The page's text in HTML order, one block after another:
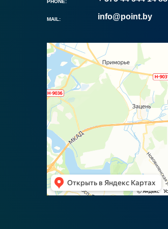
info@point.by
MAIL:
PHONE: